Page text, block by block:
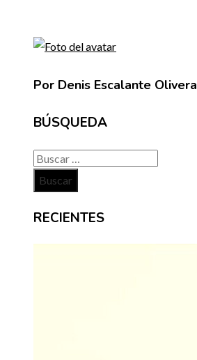
Por Denis Escalante Olivera
BÚSQUEDA
Buscar:
RECIENTES